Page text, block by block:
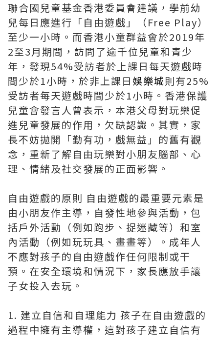
聯合國兒童基金香港委員會建議，學前幼
兒每日應進行「自由遊戲」（Free Play）
至少一小時。而香港小童群益會於2019年
2至3月期間，訪問了逾千位兒童和青少
年，發現54%受訪者於上課日每天遊戲時
間少於1小時，於非上課日 娛樂城則有25%
受訪者每天遊戲時間少於1小時。香港保護
兒童會發言人曾表示，本港父母對玩樂促
進兒童發展的作用，欠缺認識。其實，家
長不妨拋開「勤有功，戲無益」的舊有觀
念，重新了解自由玩樂對小朋友腦部、心
理、情緒及社交發展的正面影響。
自由遊戲的原則 自由遊戲的最重要元素是
由小朋友作主導，自發性地參與活動，包
括戶外活動（例如跑步、捉迷藏等）和室
內活動（例如玩玩具、畫畫等）。成年人
不應對孩子的自由遊戲作任何限制或干
預。在安全環境和情況下，家長應放手讓
子女投入去玩。
1. 建立自信和自理能力 孩子在自由遊戲的
過程中擁有主導權，這對孩子建立自信有